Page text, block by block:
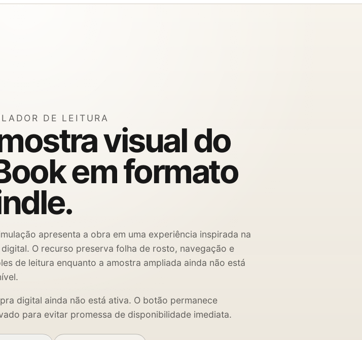
DE LEITURA
visual do
em formato
apresenta a obra em uma experiência inspirada na
O recurso preserva folha de rosto, navegação e
de leitura enquanto a amostra ampliada ainda não está
digital ainda não está ativa. O botão permanece
para evitar promessa de disponibilidade imediata.